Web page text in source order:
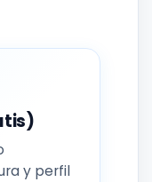
y perfil